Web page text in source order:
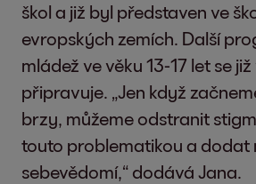
škol a již byl představen ve
evropských zemích. Další
mládež ve věku 13-17 let se
připravuje. „Jen když
brzy, můžeme odstranit
touto problematikou a dodat
sebevědomí,“ dodává Jana.